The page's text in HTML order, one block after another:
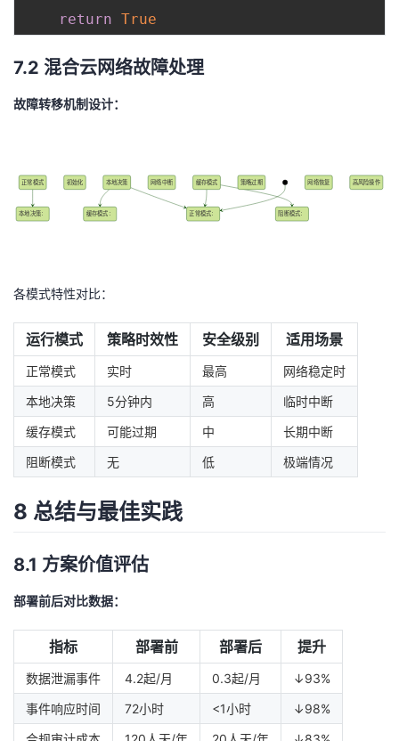
return True
7.2 混合云网络故障处理
故障转移机制设计：
正常模式：
初始化
正常模式
本地决策：
网络中断
本地决策
缓存模式：
策略过期
缓存模式 网络恢复
阻断模式：
高风险操作
各模式特性对比：
运行模式 策略时效性 安全级别 适用场景
正常模式 实时 最高
网络稳定时
本地决策
5分钟内 高
临时中断
缓存模式
可能过期 中
长期中断
阻断模式
无 低 极端情况
8 总结与最佳实践
8.1 方案价值评估
部署前后对比数据：
指标 部署前 部署后 提升
数据泄漏事件 4.2起/月 0.3起/月
↓93%
事件响应时间
72小时 <1小时
↓98%